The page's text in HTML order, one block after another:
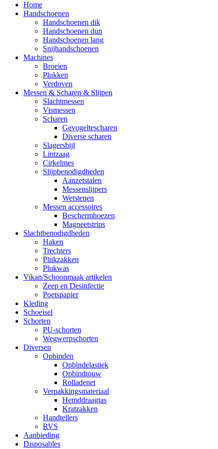
Home
Handschoenen
Handschoenen dik
Handschoenen dun
Handschoenen lang
Snijhandschoenen
Machines
Broeien
Plukken
Verdoven
Messen & Scharen & Slijpen
Slachtmessen
Vismessen
Scharen
Gevogeltescharen
Diverse scharen
Slagersbijl
Lintzaag
Cirkelmes
Slijpbenodigdheden
Aanzetstalen
Messenslijpers
Wetstenen
Messen accessoires
Beschermhoezen
Magneetstrips
Slachtbenodigdheden
Haken
Trechters
Plukzakken
Plukwas
Vikan/Schoonmaak artikelen
Zeep en Desinfectie
Poetspapier
Kleding
Schoeisel
Schorten
PU-schorten
Wegwerpschorten
Diversen
Opbinden
Opbindelastiek
Opbindtouw
Rolladenet
Verpakkingsmateriaal
Hemddraagtas
Kratzakken
Handtellers
RVS
Aanbieding
Disposables